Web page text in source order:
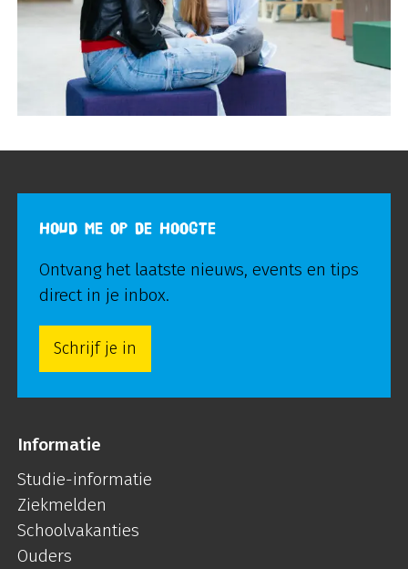
HOUD ME OP DE HOOGTE
Ontvang het laatste nieuws, events en tips
direct in je inbox.
Schrijf je in
Informatie
Studie-informatie
Ziekmelden
Schoolvakanties
Ouders